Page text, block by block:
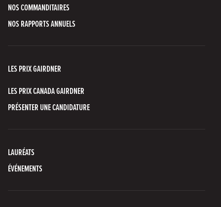
NOS COMMANDITAIRES
NOS RAPPORTS ANNUELS
LES PRIX GAIRDNER
LES PRIX CANADA GAIRDNER
PRÉSENTER UNE CANDIDATURE
LAURÉATS
ÉVÉNEMENTS